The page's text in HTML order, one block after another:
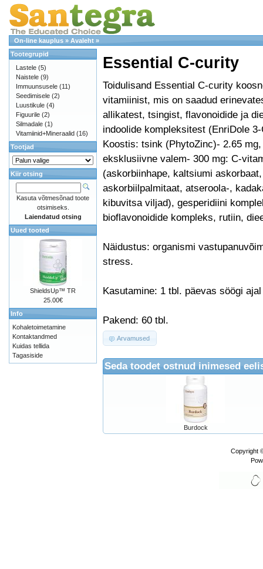
On-line kauplus » Avaleht »
Essential C-curity
Toidulisand Essential C-curity
vitamiinist, mis on saadud
allikatest, tsingist, flavonoidide ja
indoolide kompleksitest (EnriDole
Koostis: tsink (PhytoZinc)- 2.65 mg,
eksklusiivne valem- 300 mg: C-
(askorbiinhape, kaltsiumi askorbaat,
askorbiilpalmitaat, atseroola-,
kibuvitsa viljad), gesperidiini
bioflavonoidide kompleks, rutiin,
Näidustus: organismi
stress.
Kasutamine: 1 tbl. päevas söögi ajal
Pakend: 60 tbl.
Arvamused
Seda toodet ostnud inimesed
Burdock
Tootegrupid
Lastele (5)
Naistele (9)
Immuunsusele (11)
Seedimisele (2)
Luustikule (4)
Figuurile (2)
Silmadale (1)
Vitamiinid+Mineraalid (16)
Tootjad
Kiir otsing
Kasuta võtmesõnad toote
otsimiseks.
Laiendatud otsing
Uued tooted
ShieldsUp™ TR
25.00€
Info
Kohaletoimetamine
Kontaktandmed
Kuidas tellida
Tagasiside
Copyright